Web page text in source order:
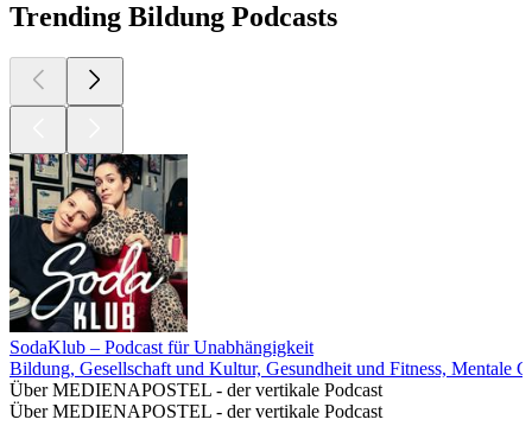
Trending Bildung Podcasts
SodaKlub – Podcast für Unabhängigkeit
Bildung, Gesellschaft und Kultur, Gesundheit und Fitness, Mentale
Über MEDIENAPOSTEL - der vertikale Podcast
Über MEDIENAPOSTEL - der vertikale Podcast